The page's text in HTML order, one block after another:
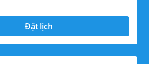
Đặt lịch